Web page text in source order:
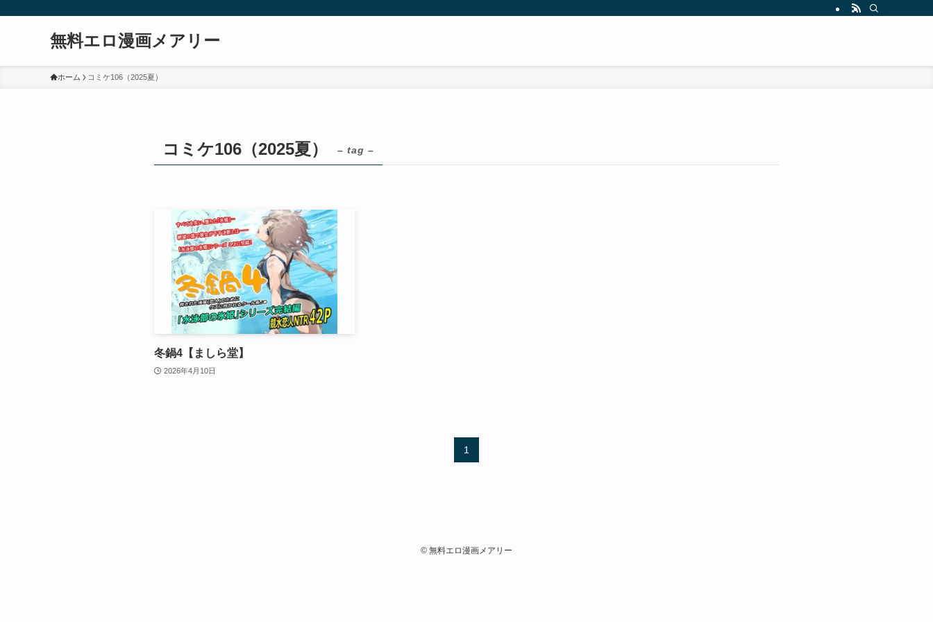
無料エロ漫画メアリー
ホーム コミケ106（2025夏）
コミケ106（2025夏） – tag –
冬鍋4【ましら堂】
2026年4月10日
1
© 無料エロ漫画メアリー